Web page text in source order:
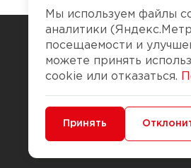
Чтобы вам
Мы используем файлы
аналитики
посещаемости и
можете принять
cookie или отказаться.
Минимальные
Принять